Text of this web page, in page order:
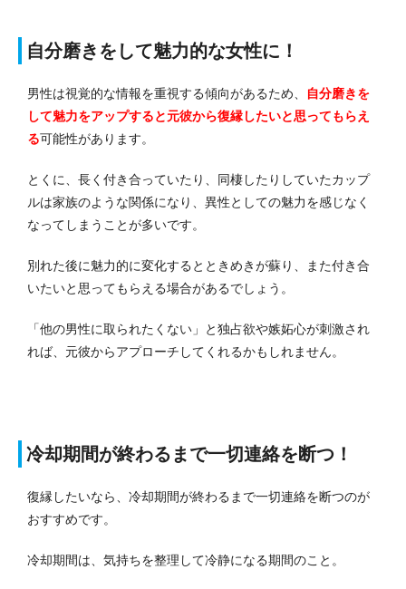
自分磨きをして魅力的な女性に！
男性は視覚的な情報を重視する傾向があるため、
自分磨きを
して魅力をアップすると元彼から復縁したいと思ってもらえ
る可能性があります。
とくに、長く付き合っていたり、同棲したりしていたカップ
ルは家族のような関係になり、異性としての魅力を感じなく
なってしまうことが多いです。
別れた後に魅力的に変化するとときめきが蘇り、また付き合
いたいと思ってもらえる場合があるでしょう。
「他の男性に取られたくない」と独占欲や嫉妬心が刺激され
れば、元彼からアプローチしてくれるかもしれません。
冷却期間が終わるまで一切連絡を断つ！
復縁したいなら、冷却期間が終わるまで一切連絡を断つのが
おすすめです。
冷却期間は、気持ちを整理して冷静になる期間のこと。